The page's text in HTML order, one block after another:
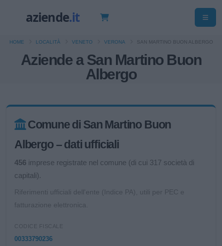
Aziende a San Martino Buon
Albergo
HOME LOCALITÀ VENETO VERONA SAN MARTINO BUON ALBERGO
Comune di San Martino Buon
Albergo – dati ufficiali
456 imprese registrate nel comune (di cui 317 società di
capitali).
Riferimenti ufficiali dell'ente (Indice PA), utili per PEC e
fatturazione elettronica.
CODICE FISCALE
00333790236